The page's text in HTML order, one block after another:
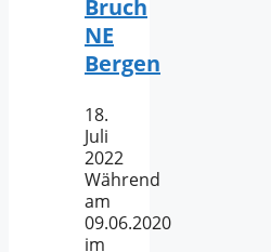
Bruch
NE
Bergen
18.
Juli
2022
Während
am
09.06.2020
im